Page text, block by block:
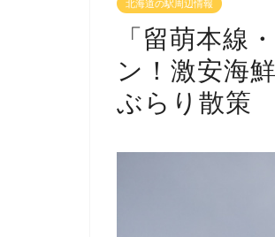
北海道の駅周辺情報
「留萌本線
ン！激安海
ぶらり散策